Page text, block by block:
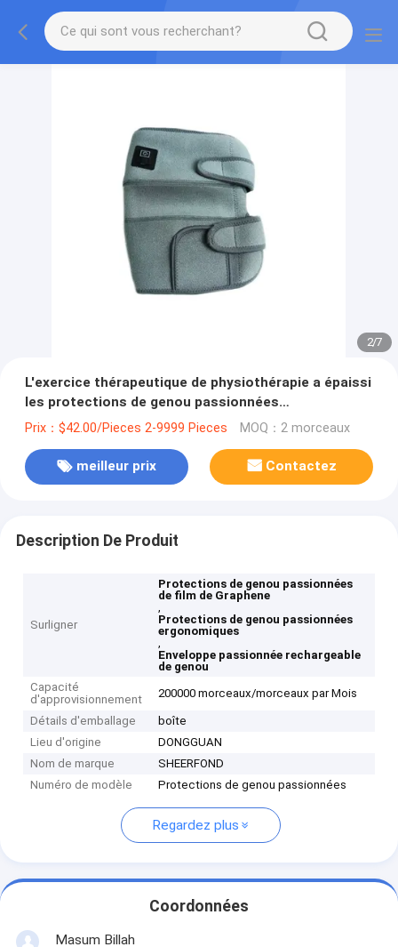
2/7
L'exercice thérapeutique de physiothérapie a épaissi
les protections de genou passionnées
ergonomiques
Prix：$42.00/Pieces 2-9999 Pieces MOQ：2 morceaux
meilleur prix Contactez
Description De Produit
Surligner
Protections de genou passionnées
de film de Graphene
,
Protections de genou passionnées
ergonomiques
,
Enveloppe passionnée rechargeable
de genou
Capacité
d'approvisionnement
200000 morceaux/morceaux par Mois
Détails d'emballage
boîte
Lieu d'origine
DONGGUAN
Nom de marque
SHEERFOND
Numéro de modèle
Protections de genou passionnées
Regardez plus
Coordonnées
Masum Billah